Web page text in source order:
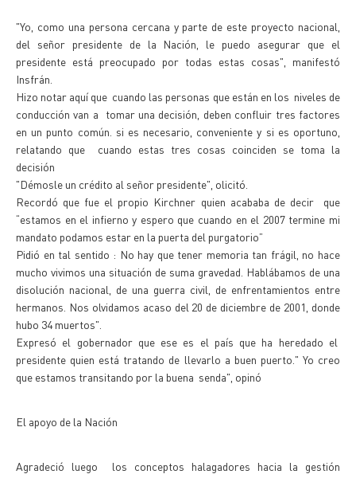
"Yo, como una persona cercana y parte de este proyecto nacional,
del señor presidente de la Nación, le puedo asegurar que el
presidente está preocupado por todas estas cosas", manifestó
Insfrán.
Hizo notar aquí que cuando las personas que están en los niveles de
conducción van a tomar una decisión, deben confluir tres factores
en un punto común. si es necesario, conveniente y si es oportuno,
relatando que cuando estas tres cosas coinciden se toma la
decisión
"Démosle un crédito al señor presidente", olicitó.
Recordó que fue el propio Kirchner quien acababa de decir que
“estamos en el infierno y espero que cuando en el 2007 termine mi
mandato podamos estar en la puerta del purgatorio”
Pidió en tal sentido : No hay que tener memoria tan frágil, no hace
mucho vivimos una situación de suma gravedad. Hablábamos de una
disolución nacional, de una guerra civil, de enfrentamientos entre
hermanos. Nos olvidamos acaso del 20 de diciembre de 2001, donde
hubo 34 muertos".
Expresó el gobernador que ese es el país que ha heredado el
presidente quien está tratando de llevarlo a buen puerto." Yo creo
que estamos transitando por la buena senda", opinó
El apoyo de la Nación
Agradeció luego los conceptos halagadores hacia la gestión